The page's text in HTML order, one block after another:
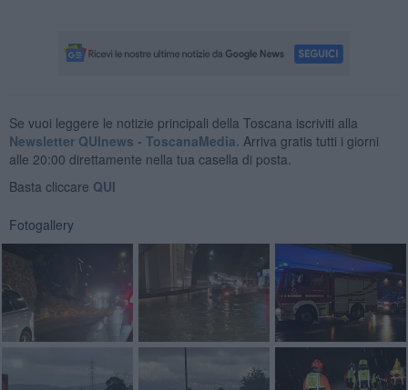
Se vuoi leggere le notizie principali della Toscana iscriviti alla
Newsletter QUInews - ToscanaMedia. Arriva gratis tutti i giorni
alle 20:00 direttamente nella tua casella di posta.
Basta cliccare QUI
Fotogallery